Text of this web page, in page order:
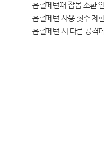
흡혈페턴때 잡몹 소환
흡혈페턴 사용 횟수 제
흡혈페턴 시 다른 공격